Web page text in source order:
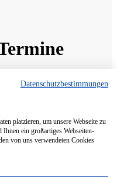
Datenschutzbestimmungen
platzieren, um unsere Webseite zu
Ihnen ein großartiges Webseiten-
von uns verwendeten Cookies